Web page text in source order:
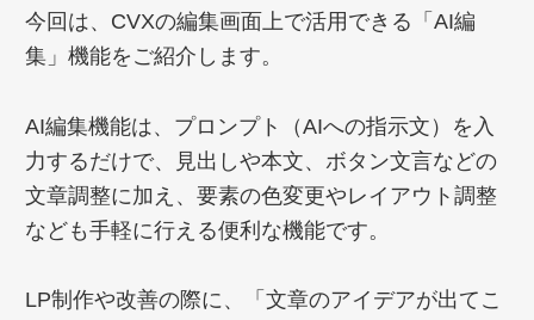
今回は、CVXの編集画面上で活用できる「AI編
集」機能をご紹介します。
AI編集機能は、プロンプト（AIへの指示文）を入
力するだけで、見出しや本文、ボタン文言などの
文章調整に加え、要素の色変更やレイアウト調整
なども手軽に行える便利な機能です。
LP制作や改善の際に、「文章のアイデアが出てこ